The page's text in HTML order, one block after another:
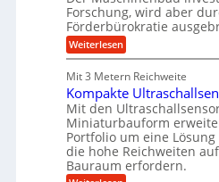
n
i
g
&
B
a
u
e
r
L
w
e
i
t
e
e
n
t
w
i
c
k
b
r
i
d
-
u
g
e
l
l
a
g
e
e
r
z
i
e
t
U
m
s
a
t
z
k
Forschung, wird aber
Förderbürokratie
Weiterlesen:
M
s
c
h
i
n
e
n
b
Mit 3 Metern Reichweite
Kompakte
Mit den
Miniaturbauform
Portfolio um eine
die hohe Reichweiten
Bauraum erfordern.